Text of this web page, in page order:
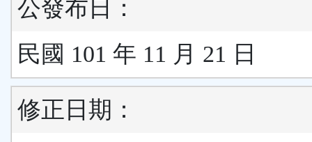
公發布日：
民國 101 年 11 月 21 日
修正日期：